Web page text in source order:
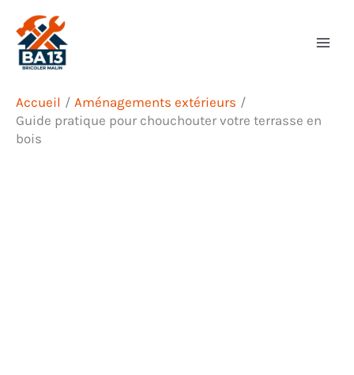
contenu
Accueil
Aménagements extérieurs
Guide pratique pour chouchouter votre terrasse en
bois
Rechercher